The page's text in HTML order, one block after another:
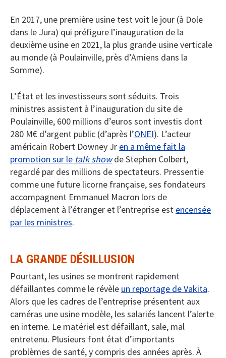
En 2017, une première usine test voit le jour (à Dole
dans le Jura) qui préfigure l’inauguration de la
deuxième usine en 2021, la plus grande usine verticale
au monde (à Poulainville, près d’Amiens dans la
Somme).
L’État et les investisseurs sont séduits. Trois
ministres assistent à l’inauguration du site de
Poulainville, 600 millions d’euros sont investis dont
280 M€ d’argent public (d’après l’ONEI). L’acteur
américain Robert Downey Jr en a même fait la
promotion sur le talk showde Stephen Colbert,
regardé par des millions de spectateurs. Pressentie
comme une future licorne française, ses fondateurs
accompagnent Emmanuel Macron lors de
déplacement à l’étranger et l’entreprise est encensée
par les ministres.
LA GRANDE DÉSILLUSION
Pourtant, les usines se montrent rapidement
défaillantes comme le révèle un reportage de Vakita.
Alors que les cadres de l’entreprise présentent aux
caméras une usine modèle, les salariés lancent l’alerte
en interne. Le matériel est défaillant, sale, mal
entretenu. Plusieurs font état d’importants
problèmes de santé, y compris des années après. À